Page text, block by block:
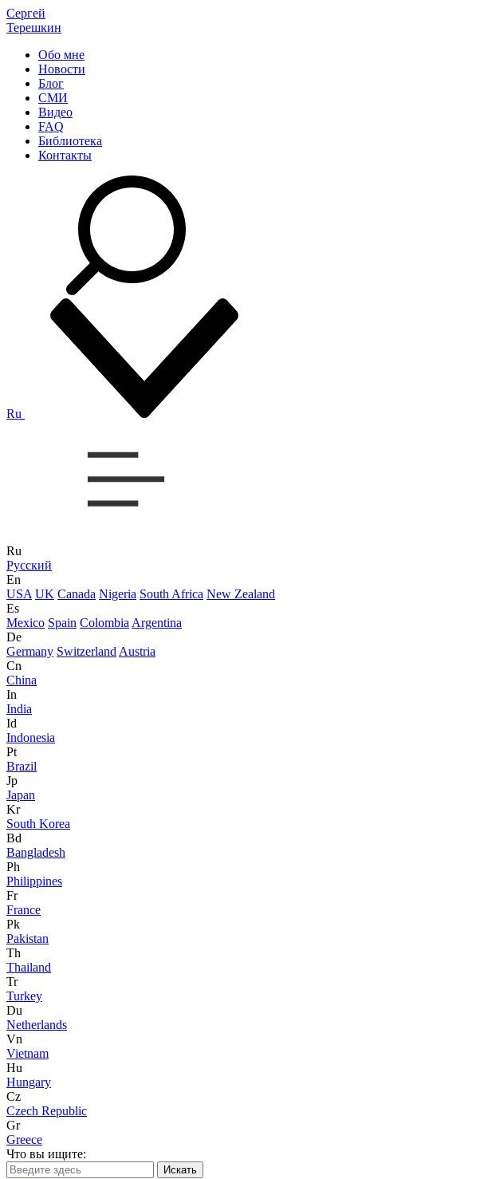
Сергей
Терешкин
Обо мне
Новости
Блог
СМИ
Видео
FAQ
Библиотека
Контакты
Ru
Ru
Русский
En
USA UK Canada Nigeria South Africa New Zealand
Es
Mexico Spain Colombia Argentina
De
Germany Switzerland Austria
Cn
China
In
India
Id
Indonesia
Pt
Brazil
Jp
Japan
Kr
South Korea
Bd
Bangladesh
Ph
Philippines
Fr
France
Pk
Pakistan
Th
Thailand
Tr
Turkey
Du
Netherlands
Vn
Vietnam
Hu
Hungary
Cz
Czech Republic
Gr
Greece
Что вы ищите: